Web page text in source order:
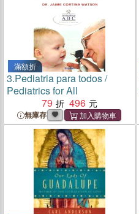
滿額折
3.Pediatria para todos /
Pediatrics for All
79
496
無庫存